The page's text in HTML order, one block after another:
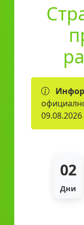
09.08.2026
02
Дни